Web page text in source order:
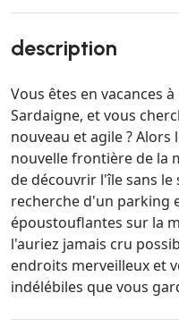
description
Vous êtes en vacances
Sardaigne, et vous
nouveau et agile ?
nouvelle frontière de la
de découvrir l'île sans
recherche d'un parking
époustouflantes sur la
l'auriez jamais cru
endroits merveilleux et
indélébiles que vous